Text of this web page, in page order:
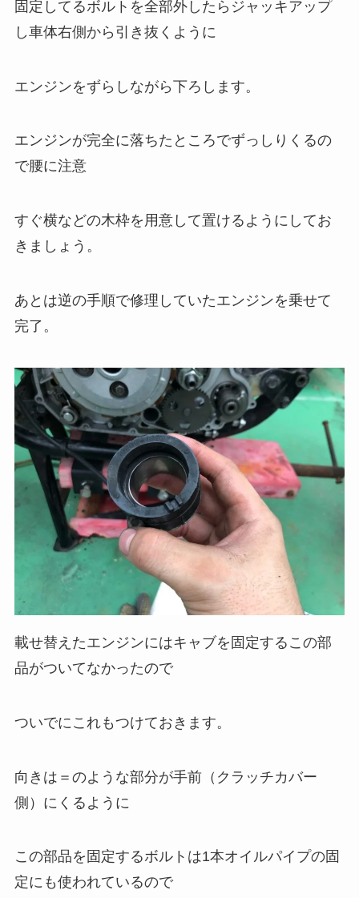
固定してるボルトを全部外したらジャッキアップ
し車体右側から引き抜くように
エンジンをずらしながら下ろします。
エンジンが完全に落ちたところでずっしりくるの
で腰に注意
すぐ横などの木枠を用意して置けるようにしてお
きましょう。
あとは逆の手順で修理していたエンジンを乗せて
完了。
載せ替えたエンジンにはキャブを固定するこの部
品がついてなかったので
ついでにこれもつけておきます。
向きは＝のような部分が手前（クラッチカバー
側）にくるように
この部品を固定するボルトは1本オイルパイプの固
定にも使われているので